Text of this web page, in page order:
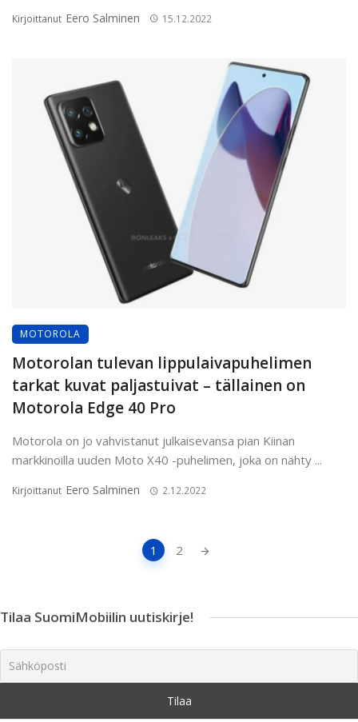
Kirjoittanut Eero Salminen 15.12.2022
MOTOROLA
Motorolan tulevan lippulaivapuhelimen
tarkat kuvat paljastuivat – tällainen on
Motorola Edge 40 Pro
Motorola on jo vahvistanut julkaisevansa pian Kiinan
markkinoilla uuden Moto X40 -puhelimen, joka on nähty ...
Kirjoittanut Eero Salminen 2.12.2022
1 2
Tilaa SuomiMobiilin uutiskirje!